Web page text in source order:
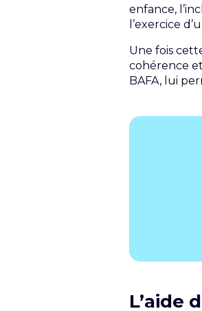
enfance,
l’exercice
Une fois
cohérence
BAFA, lui
L’aide